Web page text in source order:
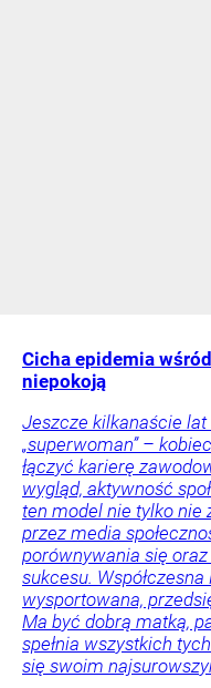
Cicha epidemia
niepokoją
Jeszcze kilkanaście
„superwoman” –
łączyć karierę
wygląd, aktywność
ten model nie tylko nie
przez media
porównywania się
sukcesu.
wysportowana,
Ma być dobrą matką,
spełnia wszystkich
się swoim